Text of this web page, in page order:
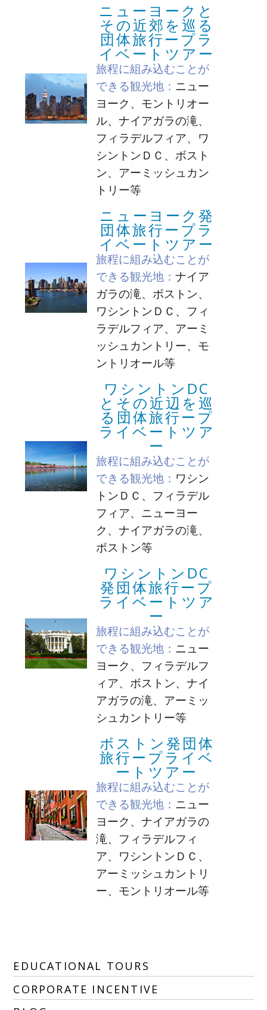
ニューヨークと
その近郊を巡る
団体旅行ープラ
イベートツアー
旅程に組み込むことが
できる観光地： ニュー
ヨーク、モントリオー
ル、ナイアガラの滝、
フィラデルフィア、ワ
シントンＤＣ、ボスト
ン、アーミッシュカン
トリー等
ニューヨーク発
団体旅行ープラ
イベートツアー
旅程に組み込むことが
できる観光地：ナイア
ガラの滝、ボストン、
ワシントンＤＣ、フィ
ラデルフィア、アーミ
ッシュカントリー、モ
ントリオール等
ワシントンDC
とその近辺を巡
る団体旅行ープ
ライベートツア
ー
旅程に組み込むことが
できる観光地： ワシン
トンＤＣ、フィラデル
フィア、ニューヨー
ク、ナイアガラの滝、
ボストン等
ワシントンDC
発団体旅行ープ
ライベートツア
ー
旅程に組み込むことが
できる観光地： ニュー
ヨーク、フィラデルフ
ィア、ボストン、ナイ
アガラの滝、アーミッ
シュカントリー等
ボストン発団体
旅行ープライベ
ートツアー
旅程に組み込むことが
できる観光地： ニュー
ヨーク、ナイアガラの
滝、フィラデルフィ
ア、ワシントンＤＣ、
アーミッシュカントリ
ー、モントリオール等
EDUCATIONAL TOURS
CORPORATE INCENTIVE